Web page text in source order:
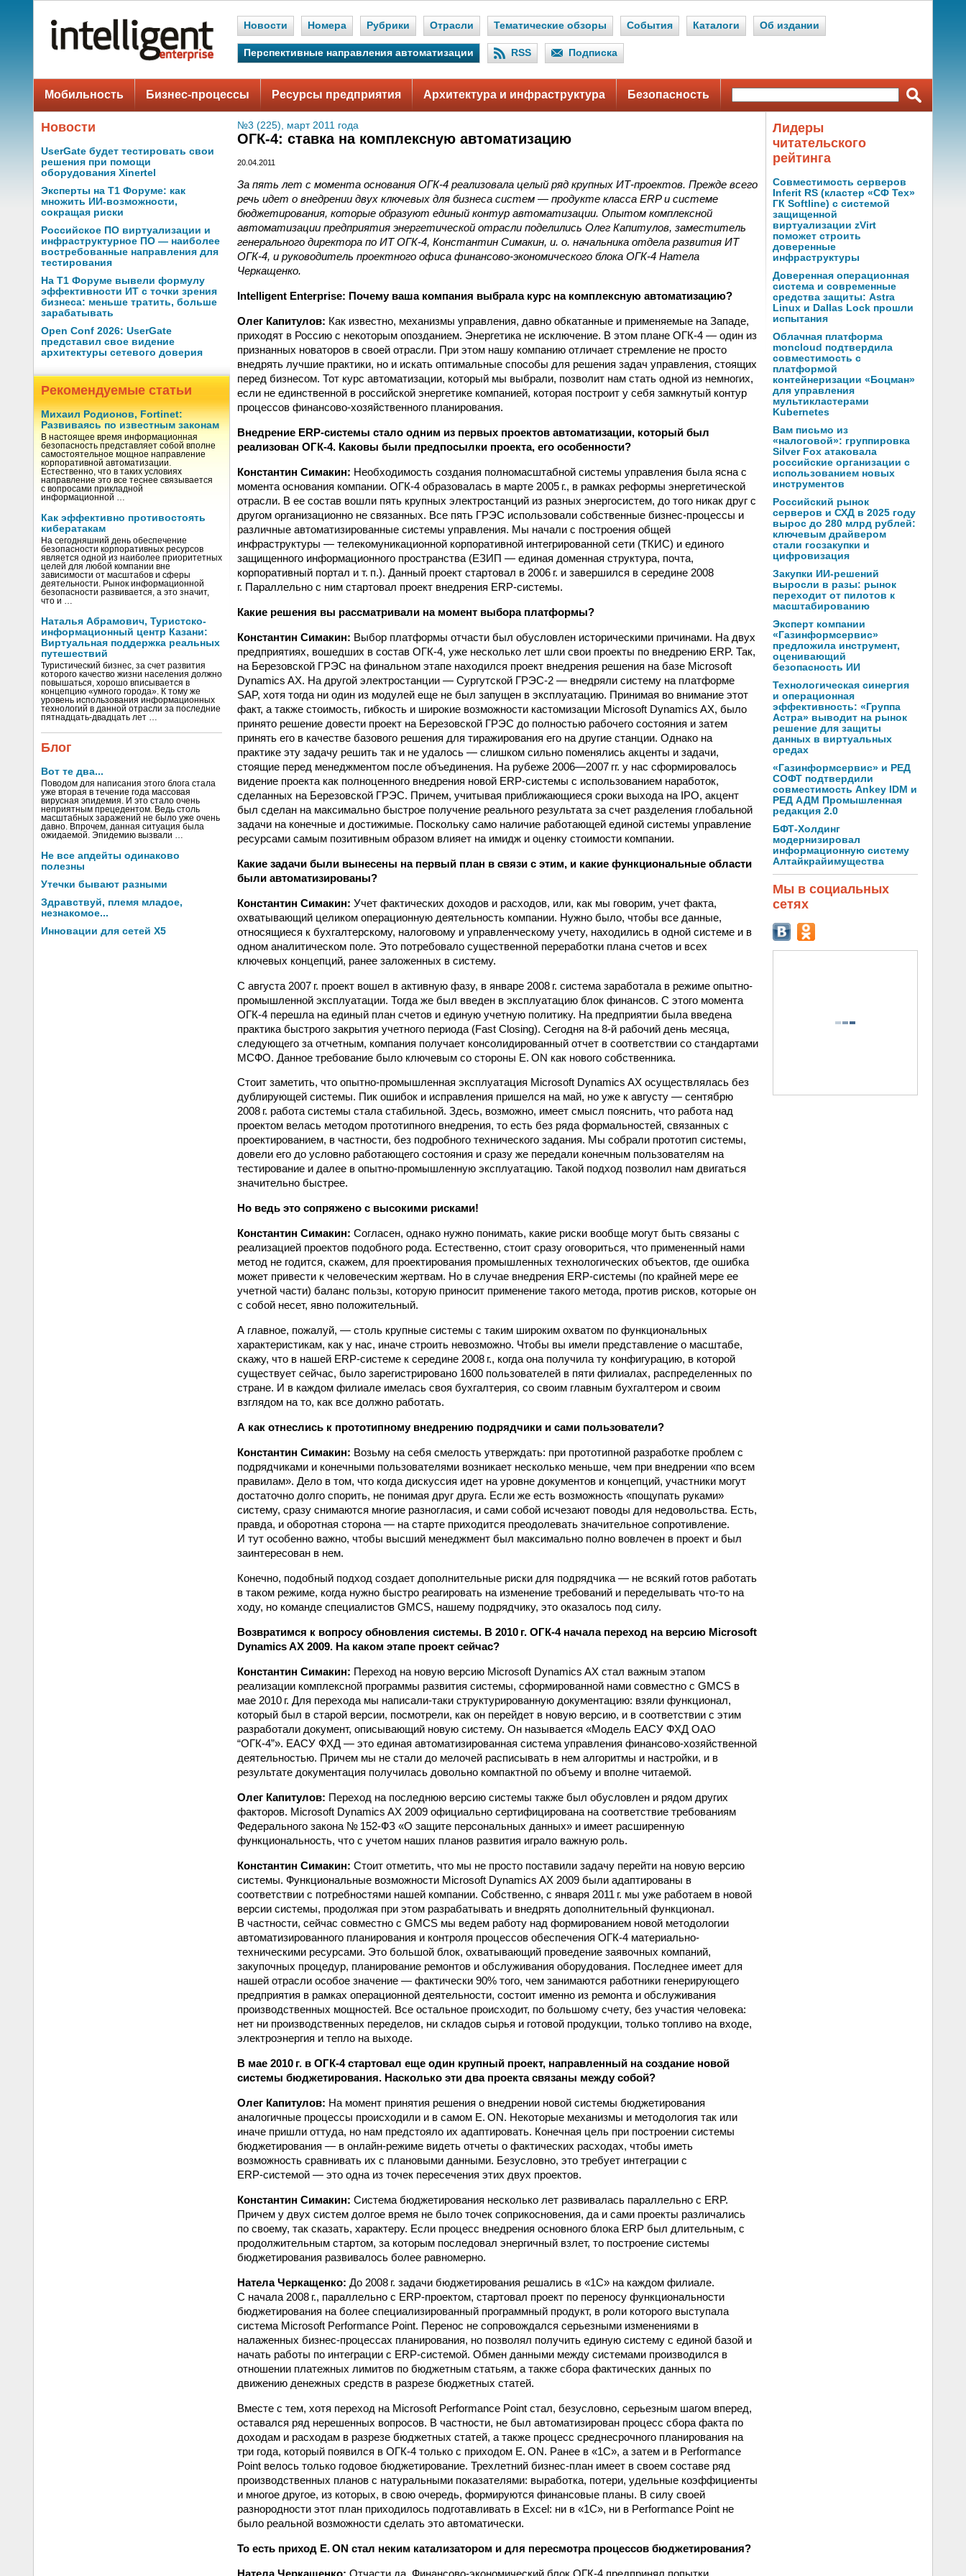
Новости Номера Рубрики Отрасли Тематические обзоры События Каталоги Об издании
Перспективные направления автоматизации RSS Подписка
Мобильность Бизнес-процессы Ресурсы предприятия Архитектура и инфраструктура Безопасность
Новости
UserGate будет тестировать свои
решения при помощи
оборудования Xinertel
Эксперты на Т1 Форуме: как
множить ИИ-возможности,
сокращая риски
Российское ПО виртуализации и
инфраструктурное ПО — наиболее
востребованные направления для
тестирования
На Т1 Форуме вывели формулу
эффективности ИТ с точки зрения
бизнеса: меньше тратить, больше
зарабатывать
Open Conf 2026: UserGate
представил свое видение
архитектуры сетевого доверия
Рекомендуемые статьи
Михаил Родионов, Fortinet:
Развиваясь по известным законам
В настоящее время информационная
безопасность представляет собой вполне
самостоятельное мощное направление
корпоративной автоматизации.
Естественно, что в таких условиях
направление это все теснее связывается
с вопросами прикладной
информационной …
Как эффективно противостоять
кибератакам
На сегодняшний день обеспечение
безопасности корпоративных ресурсов
является одной из наиболее приоритетных
целей для любой компании вне
зависимости от масштабов и сферы
деятельности. Рынок информационной
безопасности развивается, а это значит,
что и …
Наталья Абрамович, Туристско-
информационный центр Казани:
Виртуальная поддержка реальных
путешествий
Туристический бизнес, за счет развития
которого качество жизни населения должно
повышаться, хорошо вписывается в
концепцию «умного города». К тому же
уровень использования информационных
технологий в данной отрасли за последние
пятнадцать-двадцать лет …
Блог
Вот те два...
Поводом для написания этого блога стала
уже вторая в течение года массовая
вирусная эпидемия. И это стало очень
неприятным прецедентом. Ведь столь
масштабных заражений не было уже очень
давно. Впрочем, данная ситуация была
ожидаемой. Эпидемию вызвали …
Не все апдейты одинаково
полезны
Утечки бывают разными
Здравствуй, племя младое,
незнакомое...
Инновации для сетей X5
№3 (225), март 2011 года
ОГК-4: ставка на комплексную автоматизацию
20.04.2011
За пять лет с момента основания ОГК-4 реализовала целый ряд крупных ИТ-проектов. Прежде всего
речь идет о внедрении двух ключевых для бизнеса систем — продукте класса ERP и системе
бюджетирования, которые образуют единый контур автоматизации. Опытом комплексной
автоматизации предприятия энергетической отрасли поделились Олег Капитулов, заместитель
генерального директора по ИТ ОГК-4, Константин Симакин, и. о. начальника отдела развития ИТ
ОГК-4, и руководитель проектного офиса финансово‑экономического блока ОГК-4 Натела
Черкащенко.
Intelligent Enterprise: Почему ваша компания выбрала курс на комплексную автоматизацию?
Олег Капитулов: Как известно, механизмы управления, давно обкатанные и применяемые на Западе,
приходят в Россию с некоторым опозданием. Энергетика не исключение. В этом плане ОГК-4 — один из
признанных новаторов в своей отрасли. При этом нашу компанию отличает стремление не просто
внедрять лучшие практики, но и искать оптимальные способы для решения задач управления, стоящих
перед бизнесом. Тот курс автоматизации, который мы выбрали, позволит нам стать одной из немногих,
если не единственной в российской энергетике компанией, которая построит у себя замкнутый контур
процессов финансово‑хозяйственного планирования.
Внедрение ERP‑системы стало одним из первых проектов автоматизации, который был
реализован ОГК-4. Каковы были предпосылки проекта, его особенности?
Константин Симакин: Необходимость создания полномасштабной системы управления была ясна с
момента основания компании. ОГК-4 образовалась в марте 2005 г., в рамках реформы энергетической
отрасли. В ее состав вошли пять крупных электростанций из разных энергосистем, до того никак друг с
другом организационно не связанных. Все пять ГРЭС использовали собственные бизнес-процессы и
различные автоматизированные системы управления. Мы начали с построения общей
инфраструктуры — телекомуникационной корпоративной интегрированной сети (ТКИС) и единого
защищенного информационного пространства (ЕЗИП — единая доменная структура, почта,
корпоративный портал и т. п.). Данный проект стартовал в 2006 г. и завершился в середине 2008
г. Параллельно с ним стартовал проект внедрения ERP‑системы.
Какие решения вы рассматривали на момент выбора платформы?
Константин Симакин: Выбор платформы отчасти был обусловлен историческими причинами. На двух
предприятиях, вошедших в состав ОГК-4, уже несколько лет шли свои проекты по внедрению ERP. Так,
на Березовской ГРЭС на финальном этапе находился проект внедрения решения на базе Microsoft
Dynamics AX. На другой электростанции — Сургутской ГРЭС‑2 — внедряли систему на платформе
SAP, хотя тогда ни один из модулей еще не был запущен в эксплуатацию. Принимая во внимание этот
факт, а также стоимость, гибкость и широкие возможности кастомизации Microsoft Dynamics AX, было
принято решение довести проект на Березовской ГРЭС до полностью рабочего состояния и затем
принять его в качестве базового решения для тиражирования его на другие станции. Однако на
практике эту задачу решить так и не удалось — слишком сильно поменялись акценты и задачи,
стоящие перед менеджментом после объединения. На рубеже 2006—2007 гг. у нас сформировалось
видение проекта как полноценного внедрения новой ERP‑системы с использованием наработок,
сделанных на Березовской ГРЭС. Причем, учитывая приближающиеся сроки выхода на IPO, акцент
был сделан на максимально быстрое получение реального результата за счет разделения глобальной
задачи на конечные и достижимые. Поскольку само наличие работающей единой системы управление
ресурсами самым позитивным образом влияет на имидж и оценку стоимости компании.
Какие задачи были вынесены на первый план в связи с этим, и какие функциональные области
были автоматизированы?
Константин Симакин: Учет фактических доходов и расходов, или, как мы говорим, учет факта,
охватывающий целиком операционную деятельность компании. Нужно было, чтобы все данные,
относящиеся к бухгалтерскому, налоговому и управленческому учету, находились в одной системе и в
одном аналитическом поле. Это потребовало существенной переработки плана счетов и всех
ключевых концепций, ранее заложенных в систему.
С августа 2007 г. проект вошел в активную фазу, в январе 2008 г. система заработала в режиме опытно-
промышленной эксплуатации. Тогда же был введен в эксплуатацию блок финансов. С этого момента
ОГК-4 перешла на единый план счетов и единую учетную политику. На предприятии была введена
практика быстрого закрытия учетного периода (Fast Closing). Сегодня на 8‑й рабочий день месяца,
следующего за отчетным, компания получает консолидированный отчет в соответствии со стандартами
МСФО. Данное требование было ключевым со стороны E. ON как нового собственника.
Стоит заметить, что опытно-промышленная эксплуатация Microsoft Dynamics AX осуществлялась без
дублирующей системы. Пик ошибок и исправления пришелся на май, но уже к августу — сентябрю
2008 г. работа системы стала стабильной. Здесь, возможно, имеет смысл пояснить, что работа над
проектом велась методом прототипного внедрения, то есть без ряда формальностей, связанных с
проектированием, в частности, без подробного технического задания. Мы собрали прототип системы,
довели его до условно работающего состояния и сразу же передали конечным пользователям на
тестирование и далее в опытно-промышленную эксплуатацию. Такой подход позволил нам двигаться
значительно быстрее.
Но ведь это сопряжено с высокими рисками!
Константин Симакин: Согласен, однако нужно понимать, какие риски вообще могут быть связаны с
реализацией проектов подобного рода. Естественно, стоит сразу оговориться, что примененный нами
метод не годится, скажем, для проектирования промышленных технологических объектов, где ошибка
может привести к человеческим жертвам. Но в случае внедрения ERP‑системы (по крайней мере ее
учетной части) баланс пользы, которую приносит применение такого метода, против рисков, которые он
с собой несет, явно положи­тельный.
А главное, пожалуй, — столь крупные системы с таким широким охватом по функциональных
характеристикам, как у нас, иначе строить невозможно. Чтобы вы имели представление о масштабе,
скажу, что в нашей ERP‑системе к середине 2008 г., когда она получила ту конфигурацию, в которой
существует сейчас, было зарегистрировано 1600 пользователей в пяти филиалах, распределенных по
стране. И в каждом филиале имелась своя бухгалтерия, со своим главным бухгалтером и своим
взглядом на то, как все должно работать.
А как отнеслись к прототипному внедрению подрядчики и сами пользователи?
Константин Симакин: Возьму на себя смелость утверждать: при прототипной разработке проблем с
подрядчиками и конечными пользователями возникает несколько меньше, чем при внедрении «по всем
правилам». Дело в том, что когда дискуссия идет на уровне документов и концепций, участники могут
достаточно долго спорить, не понимая друг друга. Если же есть возможность «пощупать руками»
систему, сразу снимаются многие разногласия, и сами собой исчезают поводы для недовольства. Есть,
правда, и оборотная сторона — на старте приходится преодолевать значительное сопротивление.
И тут особенно важно, чтобы высший менеджмент был максимально полно вовлечен в проект и был
заинтересован в нем.
Конечно, подобный подход создает дополнительные риски для подрядчика — не всякий готов работать
в таком режиме, когда нужно быстро реагировать на изменение требований и переделывать что‑то на
ходу, но команде специалистов GMCS, нашему подрядчику, это оказалось под силу.
Возвратимся к вопросу обновления системы. В 2010 г. ОГК-4 начала переход на версию Microsoft
Dynamics AX 2009. На каком этапе проект сейчас?
Константин Симакин: Переход на новую версию Microsoft Dynamics AX стал важным этапом
реализации комплексной программы развития системы, сформированной нами совместно с GMCS в
мае 2010 г. Для перехода мы написали‑таки структурированную документацию: взяли функционал,
который был в старой версии, посмотрели, как он перейдет в новую версию, и в соответствии с этим
разработали документ, описывающий новую систему. Он называется «Модель ЕАСУ ФХД ОАО
“ОГК-4”». ЕАСУ ФХД — это единая автоматизированная система управления финансово‑хозяйственной
деятельностью. Причем мы не стали до мелочей расписывать в нем алгоритмы и настройки, и в
результате документация получилась довольно компактной по объему и вполне читаемой.
Олег Капитулов: Переход на последнюю версию системы также был обусловлен и рядом других
факторов. Microsoft Dynamics AX 2009 официально сертифицирована на соответствие требованиям
Федерального закона № 152-ФЗ «О защите персональных данных» и имеет расширенную
функциональность, что с учетом наших планов развития играло важную роль.
Константин Симакин: Стоит отметить, что мы не просто поставили задачу перейти на новую версию
системы. Функциональные возможности Microsoft Dynamics AX 2009 были адаптированы в
соответствии с потребностями нашей компании. Собственно, с января 2011 г. мы уже работаем в новой
версии системы, продолжая при этом разрабатывать и внедрять дополнительный функционал.
В частности, сейчас совместно с GMCS мы ведем работу над формированием новой методологии
автоматизированного планирования и контроля процессов обеспечения ОГК-4 материально-
техническими ресурсами. Это большой блок, охватывающий проведение заявочных компаний,
закупочных процедур, планирование ремонтов и обслуживания оборудования. Последнее имеет для
нашей отрасли особое значение — фактически 90% того, чем занимаются работники генерирующего
предприятия в рамках операционной деятельности, состоит именно из ремонта и обслуживания
производственных мощностей. Все остальное происходит, по большому счету, без участия человека:
нет ни производственных переделов, ни складов сырья и готовой продукции, только топливо на входе,
электроэнергия и тепло на выходе.
В мае 2010 г. в ОГК-4 стартовал еще один крупный проект, направленный на создание новой
системы бюджетирования. Насколько эти два проекта связаны между собой?
Олег Капитулов: На момент принятия решения о внедрении новой системы бюджетирования
аналогичные процессы происходили и в самом E. ON. Некоторые механизмы и методология так или
иначе пришли оттуда, но нам предстояло их адаптировать. Конечная цель при построении системы
бюджетирования — в онлайн-режиме видеть отчеты о фактических расходах, чтобы иметь
возможность сравнивать их с плановыми данными. Безусловно, это требует интеграции с
ERP‑системой — это одна из точек пересечения этих двух проектов.
Константин Симакин: Система бюджетирования несколько лет развивалась параллельно с ERP.
Причем у двух систем долгое время не было точек соприкосновения, да и сами проекты различались
по своему, так сказать, характеру. Если процесс внедрения основного блока ERP был длительным, с
продолжительным стартом, за которым последовал энергичный взлет, то построение системы
бюджетирования развивалось более равномерно.
Натела Черкащенко: До 2008 г. задачи бюджетирования решались в «1С» на каждом филиале.
С начала 2008 г., параллельно с ERP-проектом, стартовал проект по переносу функциональности
бюджет­ирования на более спе­циализированный программный продукт, в роли которого выступала
система Microsoft Performance Point. Перенос не сопровождался серьезными изменениями в
налаженных бизнес-процессах планирования, но позволял получить единую систему с единой базой и
начать работы по интеграции с ERP‑системой. Обмен данными между системами производился в
отношении платежных лимитов по бюджетным статьям, а также сбора фактических данных по
движению денежных средств в разрезе бюджетных статей.
Вместе с тем, хотя переход на Microsoft Performance Point стал, безусловно, серьезным шагом вперед,
оставался ряд нерешенных вопросов. В частности, не был автоматизирован процесс сбора факта по
доходам и расходам в разрезе бюджетных статей, а также процесс среднесрочного планирования на
три года, который появился в ОГК-4 только с приходом E. ON. Ранее в «1С», а затем и в Performance
Point велось только годовое бюджетирование. Трехлетний бизнес-план имеет в своем составе ряд
производственных планов с натуральными показателями: выработка, потери, удельные коэффициенты
и многое другое, из которых, в свою очередь, формируются финансовые планы. В силу своей
разнородности этот план приходилось подготавливать в Excel: ни в «1С», ни в Performance Point не
было реальной возможности сделать это автоматически.
То есть приход E. ON стал неким катализатором и для пересмотра процессов бюджетирования?
Натела Черкащенко: Отчасти да. Финансово‑экономи­ческий блок ОГК-4 предпринял попытки
Лидеры
читательского
рейтинга
Совместимость серверов
Inferit RS (кластер «СФ Тех»
ГК Softline) с системой
защищенной
виртуализации zVirt
поможет строить
доверенные
инфраструктуры
Доверенная операционная
система и современные
средства защиты: Astra
Linux и Dallas Lock прошли
испытания
Облачная платформа
moncloud подтвердила
совместимость с
платформой
контейнеризации «Боцман»
для управления
мультикластерами
Kubernetes
Вам письмо из
«налоговой»: группировка
Silver Fox атаковала
российские организации с
использованием новых
инструментов
Российский рынок
серверов и СХД в 2025 году
вырос до 280 млрд рублей:
ключевым драйвером
стали госзакупки и
цифровизация
Закупки ИИ-решений
выросли в разы: рынок
переходит от пилотов к
масштабированию
Эксперт компании
«Газинформсервис»
предложила инструмент,
оценивающий
безопасность ИИ
Технологическая синергия
и операционная
эффективность: «Группа
Астра» выводит на рынок
решение для защиты
данных в виртуальных
средах
«Газинформсервис» и РЕД
СОФТ подтвердили
совместимость Ankey IDM и
РЕД АДМ Промышленная
редакция 2.0
БФТ-Холдинг
модернизировал
информационную систему
Алтайкрайимущества
Мы в социальных
сетях